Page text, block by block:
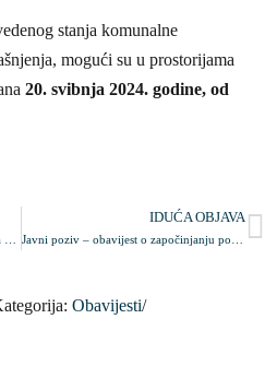
stanja komunalne
mogući su u prostorijama
20. svibnja 2024. godine, od
IDUĆA OBJAVA
Obavijesti/